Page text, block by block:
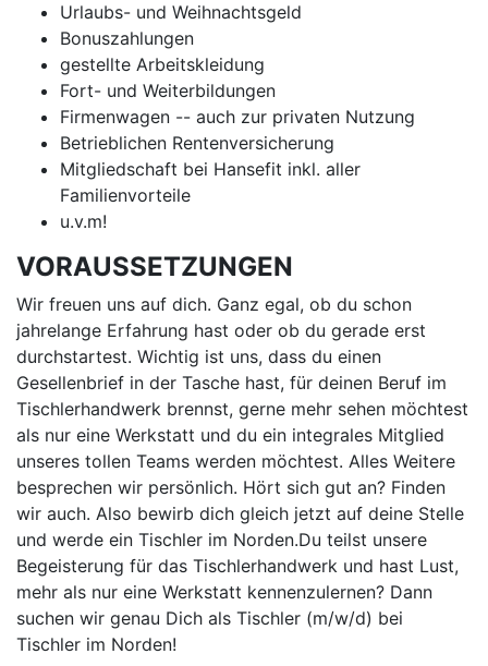
Urlaubs- und Weihnachtsgeld
Bonuszahlungen
gestellte Arbeitskleidung
Fort- und Weiterbildungen
Firmenwagen -- auch zur privaten Nutzung
Betrieblichen Rentenversicherung
Mitgliedschaft bei Hansefit inkl. aller
Familienvorteile
u.v.m!
VORAUSSETZUNGEN
Wir freuen uns auf dich. Ganz egal, ob du schon
jahrelange Erfahrung hast oder ob du gerade erst
durchstartest. Wichtig ist uns, dass du einen
Gesellenbrief in der Tasche hast, für deinen Beruf im
Tischlerhandwerk brennst, gerne mehr sehen möchtest
als nur eine Werkstatt und du ein integrales Mitglied
unseres tollen Teams werden möchtest. Alles Weitere
besprechen wir persönlich. Hört sich gut an? Finden
wir auch. Also bewirb dich gleich jetzt auf deine Stelle
und werde ein Tischler im Norden.Du teilst unsere
Begeisterung für das Tischlerhandwerk und hast Lust,
mehr als nur eine Werkstatt kennenzulernen? Dann
suchen wir genau Dich als Tischler (m/w/d) bei
Tischler im Norden!